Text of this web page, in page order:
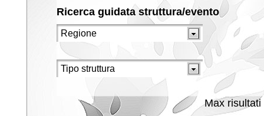
Ricerca guidata struttura/evento
Max risultati